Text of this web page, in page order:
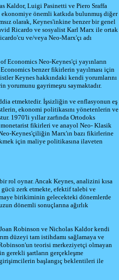
Kaldor, Luigi Pasinetti ve Piero Sraffa
önemli katkıda bulunmuş diğer
olarak, Keynes'inkine benzer bir genel
Ricardo ve sosyalist Karl Marx ile ortak
ve/veya Neo-Marx'çı adı
Economics Neo-Keynes'çi yayınların
benzer fikirlerin yayılması için
Keynes hakkındaki kendi yorumlarını
yorumunu gayrimeşru saymaktadır.
etmektedir. İşsizliğin ve enflasyonun eş
ekonomi politikasını yönetenlerin ve
1970'li yıllar zarfında Ortodoks
fikirleri ve anayol Neo- Klasik
Keynes'çiliğin Marx'ın bazı fikirlerine
için maliye politikasına ilaveten
rol oynar. Ancak Keynes, analizini kısa
gücü zerk etmekte, efektif talebi ve
birikiminin gelecekteki dönemlerde
dönemli sonuçlarına ağırlık
Robinson ve Nicholas Kaldor kendi
düzeyi tam istihdamı sağlamaya ve
teorisi merkeziyetçi olmayan
gerekli şartların gerçekleşme
başlangıç beklentileri ile